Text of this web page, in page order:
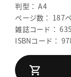
判型： A4
ページ数： 187
雑誌コード：
ISBNコード：